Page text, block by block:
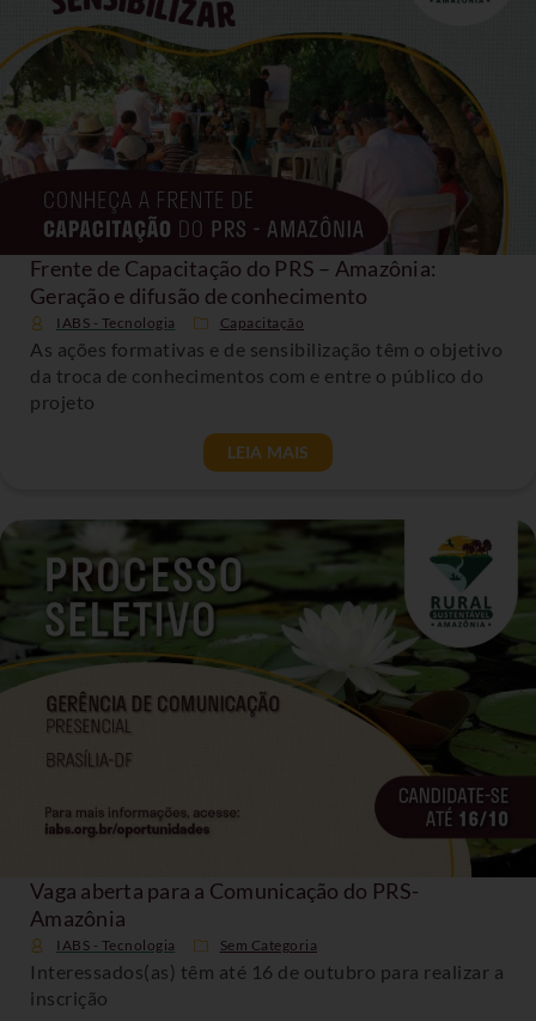
Frente de Capacitação do PRS – Amazônia:
Geração e difusão de conhecimento
IABS - Tecnologia Capacitação
As ações formativas e de sensibilização têm o objetivo
da troca de conhecimentos com e entre o público do
projeto
LEIA MAIS
Vaga aberta para a Comunicação do PRS-
Amazônia
IABS - Tecnologia Sem Categoria
Interessados(as) têm até 16 de outubro para realizar a
inscrição